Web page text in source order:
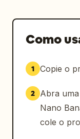
Como
1 Copie o
2
Abra
Nano
cole o